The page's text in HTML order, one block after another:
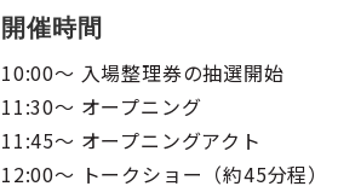
開催時間
10:00～ 入場整理券の抽選開始
11:30～ オープニング
11:45～ オープニングアクト
12:00～ トークショー（約45分程）